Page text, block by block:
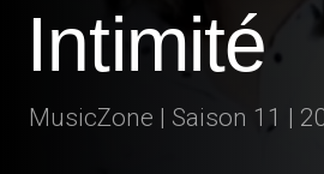
Intimité
MusicZone | Saison 11